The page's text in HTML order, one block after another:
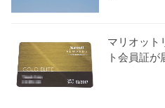
マリオット
ト会員証